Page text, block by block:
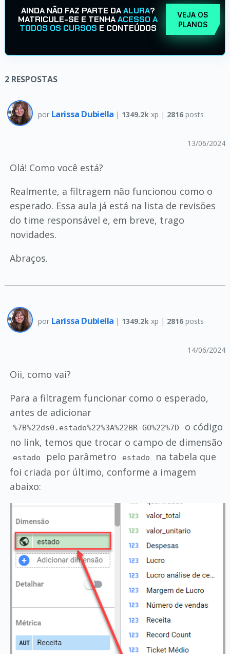
AINDA NÃO FAZ PARTE DAALURA?
MATRICULE-SE E TENHAACESSO A
TODOS OS CURSOS E CONTEÚDOS
VEJA OS
PLANOS
2 RESPOSTAS
por Larissa Dubiella | 1349.2kxp | 2816posts
13/06/2024
Olá! Como você está?
Realmente, a filtragem não funcionou como o
esperado. Essa aula já está na lista de revisões
do time responsável e, em breve, trago
novidades.
Abraços.
por Larissa Dubiella | 1349.2kxp | 2816posts
14/06/2024
Oii, como vai?
Para a filtragem funcionar como o esperado,
antes de adicionar
%7B%22ds0.estado%22%3A%22BR-GO%22%7D
o código
no link, temos que trocar o campo de dimensão
estado pelo parâmetro estado
na tabela que
foi criada por último, conforme a imagem
abaixo: